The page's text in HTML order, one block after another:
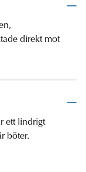
direkt mot
ett lindrigt
böter.